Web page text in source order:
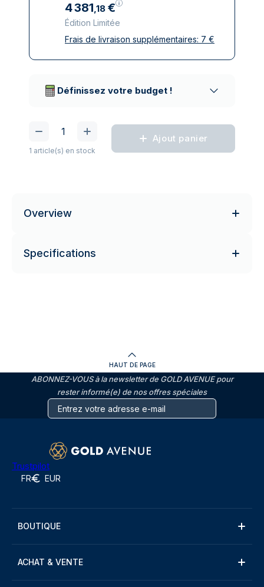
4381,18 €
Édition Limitée
Toutes taxes comprises
Frais de livraison supplémentaires: 7 €
Définissez votre budget !
1 article(s) en stock
Ajout panier
Overview
Specifications
HAUT DE PAGE
ABONNEZ-VOUS à la newsletter de GOLD AVENUE pour
rester informé(e) de nos offres spéciales
Trustpilot
FR EUR
BOUTIQUE
ACHAT & VENTE